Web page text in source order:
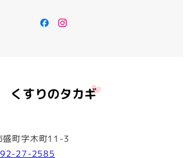
Facebook
Instagram
盛町字木町11-3
27-2585